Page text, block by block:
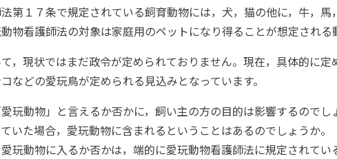
第１７条で規定されている飼育動物には，犬，猫の他に，牛，
物看護師法の対象は家庭用のペットになり得ることが想定される
，現状ではまだ政令が定められておりません。現在，具体的に定
などの愛玩鳥が定められる見込みとなっています。
玩動物」と言えるか否かに，飼い主の方の目的は影響するので
いた場合，愛玩動物に含まれるということはあるのでしょうか。
玩動物に入るか否かは，端的に愛玩動物看護師法に規定されて